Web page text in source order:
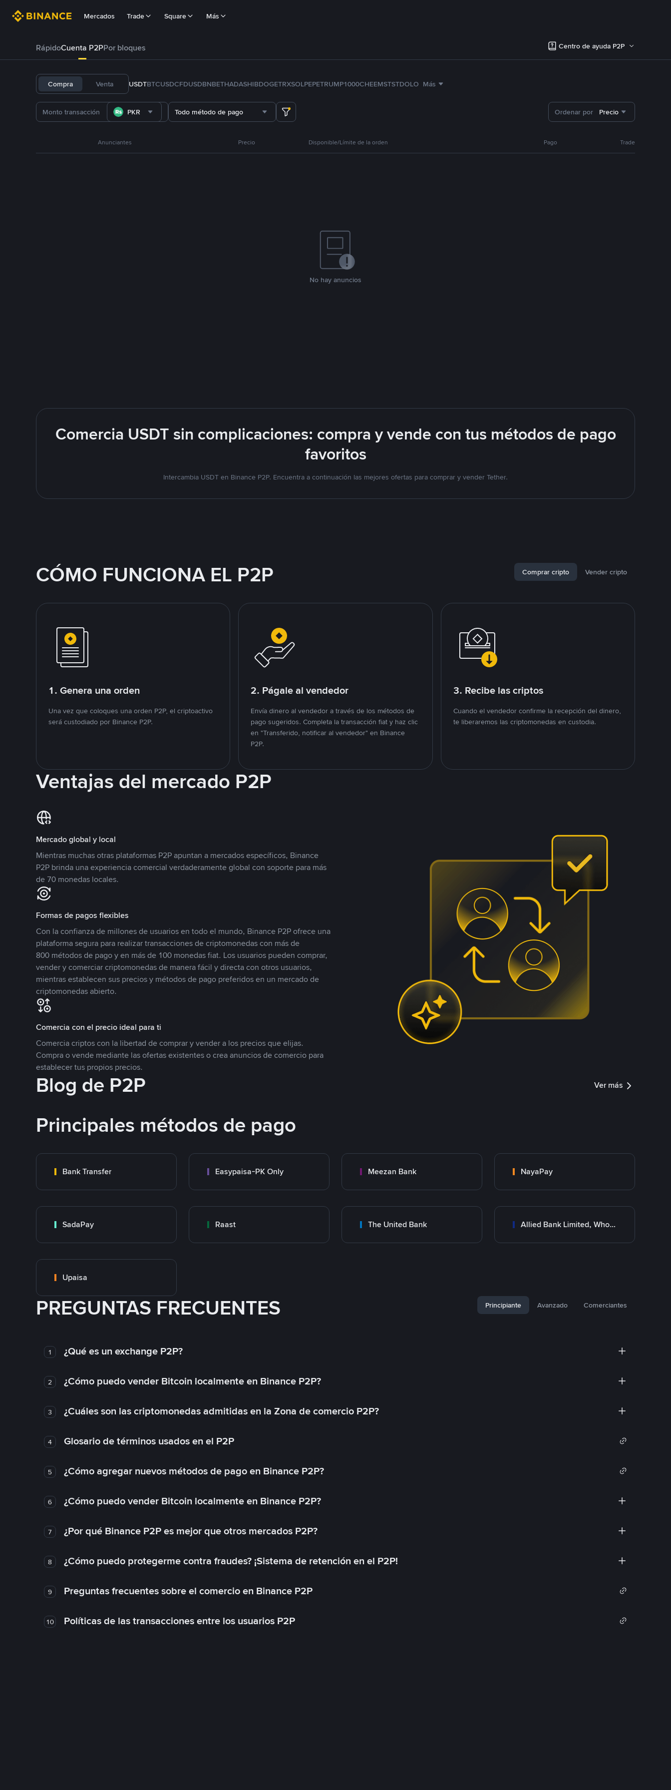
Mercados Trade Square Más
RápidoCuenta P2PPor bloques Centro de ayuda P2P
Compra Venta USDTBTCUSDCFDUSDBNBETHADASHIBDOGETRXSOLPEPETRUMP1000CHEEMSTSTDOLO Más
PKR Todo método de pago Ordenar por Precio
Anunciantes Precio Disponible/Límite de la orden Pago Trade
No hay anuncios
Comercia USDT sin complicaciones: compra y vende con tus métodos de pago
favoritos
Intercambia USDT en Binance P2P. Encuentra a continuación las mejores ofertas para comprar y vender Tether.
CÓMO FUNCIONA EL P2P Comprar cripto Vender cripto
1. Genera una orden
Una vez que coloques una orden P2P, el criptoactivo
será custodiado por Binance P2P.
2. Págale al vendedor
Envía dinero al vendedor a través de los métodos de
pago sugeridos. Completa la transacción fiat y haz clic
en "Transferido, notificar al vendedor" en Binance
P2P.
3. Recibe las criptos
Cuando el vendedor confirme la recepción del dinero,
te liberaremos las criptomonedas en custodia.
Ventajas del mercado P2P
Mercado global y local
Mientras muchas otras plataformas P2P apuntan a mercados específicos, Binance
P2P brinda una experiencia comercial verdaderamente global con soporte para más
de 70 monedas locales.
Formas de pagos flexibles
Con la confianza de millones de usuarios en todo el mundo, Binance P2P ofrece una
plataforma segura para realizar transacciones de criptomonedas con más de
800 métodos de pago y en más de 100 monedas fiat. Los usuarios pueden comprar,
vender y comerciar criptomonedas de manera fácil y directa con otros usuarios,
mientras establecen sus precios y métodos de pago preferidos en un mercado de
criptomonedas abierto.
Comercia con el precio ideal para ti
Comercia criptos con la libertad de comprar y vender a los precios que elijas.
Compra o vende mediante las ofertas existentes o crea anuncios de comercio para
establecer tus propios precios.
Blog de P2P Ver más
Principales métodos de pago
Bank Transfer Easypaisa-PK Only Meezan Bank NayaPay
SadaPay Raast The United Bank Allied Bank Limited, Wholesale Branch
Upaisa
PREGUNTAS FRECUENTES Principiante Avanzado Comerciantes
1 ¿Qué es un exchange P2P?
2 ¿Cómo puedo vender Bitcoin localmente en Binance P2P?
3 ¿Cuáles son las criptomonedas admitidas en la Zona de comercio P2P?
4 Glosario de términos usados en el P2P
5 ¿Cómo agregar nuevos métodos de pago en Binance P2P?
6 ¿Cómo puedo vender Bitcoin localmente en Binance P2P?
7 ¿Por qué Binance P2P es mejor que otros mercados P2P?
8 ¿Cómo puedo protegerme contra fraudes? ¡Sistema de retención en el P2P!
9 Preguntas frecuentes sobre el comercio en Binance P2P
10 Políticas de las transacciones entre los usuarios P2P